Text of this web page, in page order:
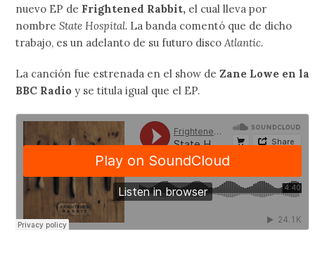
nuevo EP de Frightened Rabbit, el cual lleva por
nombre State Hospital. La banda comentó que de dicho
trabajo, es un adelanto de su futuro disco Atlantic.
La canción fue estrenada en el show de Zane Lowe en la
BBC Radio y se titula igual que el EP.